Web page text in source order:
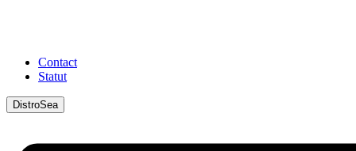
Contact
Statut
DistroSea